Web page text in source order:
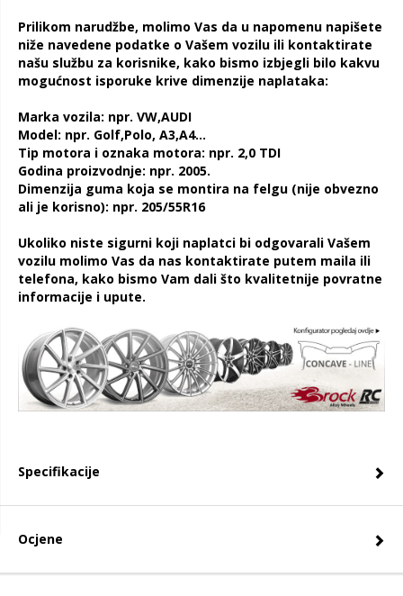
Prilikom narudžbe, molimo Vas da u napomenu napišete
niže navedene podatke o Vašem vozilu ili kontaktirate
našu službu za korisnike, kako bismo izbjegli bilo kakvu
mogućnost isporuke krive dimenzije naplataka:
Marka vozila: npr. VW,AUDI
Model: npr. Golf,Polo, A3,A4...
Tip motora i oznaka motora: npr. 2,0 TDI
Godina proizvodnje: npr. 2005.
Dimenzija guma koja se montira na felgu (nije obvezno
ali je korisno): npr. 205/55R16
Ukoliko niste sigurni koji naplatci bi odgovarali Vašem
vozilu molimo Vas da nas kontaktirate putem maila ili
telefona, kako bismo Vam dali što kvalitetnije povratne
informacije i upute.
Specifikacije
Ocjene